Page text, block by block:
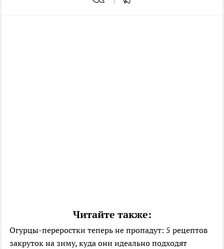
Читайте также:
Огурцы-переростки теперь не пропадут: 5 рецептов
закруток на зиму, куда они идеально подходят